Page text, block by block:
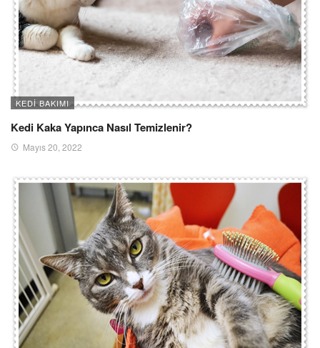
KEDI BAKIMI
Kedi Kaka Yapınca Nasıl Temizlenir?
Mayıs 20, 2022